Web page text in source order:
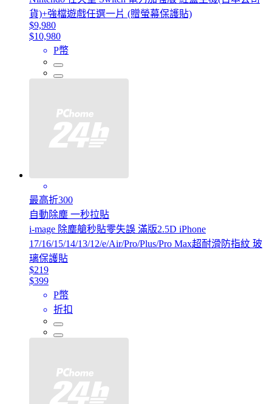
貨)+強檔遊戲任選一片 (贈螢幕保護貼)
$9,980
$10,980
P幣
最高折300
自動除塵 一秒拉貼
i-mage 除塵艙秒貼零失誤 滿版2.5D iPhone
17/16/15/14/13/12/e/Air/Pro/Plus/Pro Max超耐滑防指紋 玻
璃保護貼
$219
$399
P幣
折扣